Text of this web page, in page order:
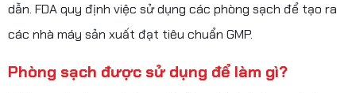
dẫn. FDA quy định việc sử dụng các phòng sạch để tạo ra
các nhà máy sản xuất đạt tiêu chuẩn GMP.
Phòng sạch được sử dụng để làm gì?